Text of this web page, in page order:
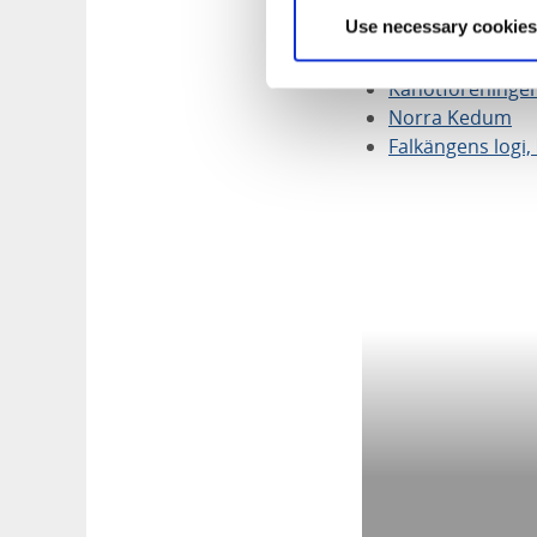
Use necessary
Naven Outdoor
Kayakomat vid
Norra Kedum
Falkängens logi,